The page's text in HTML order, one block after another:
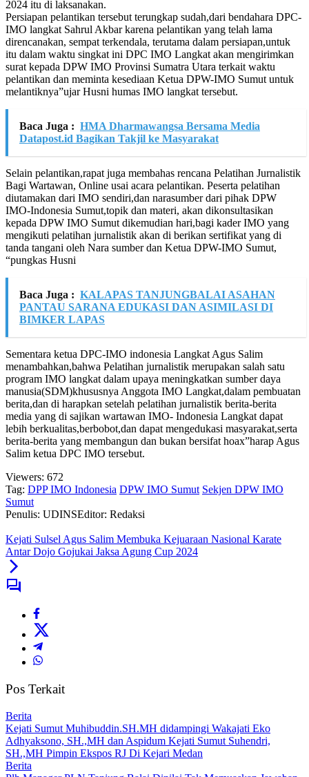
2024 itu di laksanakan.
Persiapan pelantikan tersebut terungkap sudah,dari bendahara DPC-
IMO langkat Sahrul Akbar karena pelantikan yang telah lama
direncanakan, sempat terkendala, terutama dalam persiapan,untuk
itu dalam waktu singkat ini DPC IMO Langkat akan mengirimkan
surat kepada DPW IMO Provinsi Sumatra Utara terkait waktu
pelantikan dan meminta kesediaan Ketua DPW-IMO Sumut untuk
melantiknya”ujar Husni humas IMO langkat tersebut.
Baca Juga : HMA Dharmawangsa Bersama Media
Datapost.id Bagikan Takjil ke Masyarakat
Selain pelantikan,rapat juga membahas rencana Pelatihan Jurnalistik
Bagi Wartawan, Online usai acara pelantikan. Peserta pelatihan
diutamakan dari IMO sendiri,dan narasumber dari pihak DPW
IMO-Indonesia Sumut,topik dan materi, akan dikonsultasikan
kepada DPW IMO Sumut dikemudian hari,bagi kader IMO yang
mengikuti pelatihan jurnalistik akan di berikan sertifikat yang di
tanda tangani oleh Nara sumber dan Ketua DPW-IMO Sumut,
“pungkas Husni
Baca Juga : KALAPAS TANJUNGBALAI ASAHAN
PANTAU SARANA EDUKASI DAN ASIMILASI DI
BIMKER LAPAS
Sementara ketua DPC-IMO indonesia Langkat Agus Salim
menambahkan,bahwa Pelatihan jurnalistik merupakan salah satu
program IMO langkat dalam upaya meningkatkan sumber daya
manusia(SDM)khususnya Anggota IMO Langkat,dalam pembuatan
berita,dan di harapkan setelah pelatihan jurnalistik berita-berita
media yang di sajikan wartawan IMO- Indonesia Langkat dapat
lebih berkualitas,berbobot,dan dapat mengedukasi masyarakat,serta
berita-berita yang membangun dan bukan bersifat hoax”harap Agus
Salim ketua DPC IMO tersebut.
Viewers: 672
Tag: DPP IMO Indonesia DPW IMO Sumut Sekjen DPW IMO
Sumut
Penulis: UDINSEditor: Redaksi
Kejati Sulsel Agus Salim Membuka Kejuaraan Nasional Karate
Antar Dojo Gojukai Jaksa Agung Cup 2024
Pos Terkait
Berita
Kejati Sumut Muhibuddin.SH.MH didampingi Wakajati Eko
Adhyaksono, SH.,MH dan Aspidum Kejati Sumut Suhendri,
SH.,MH Pimpin Ekspos RJ Di Kejari Medan
Berita